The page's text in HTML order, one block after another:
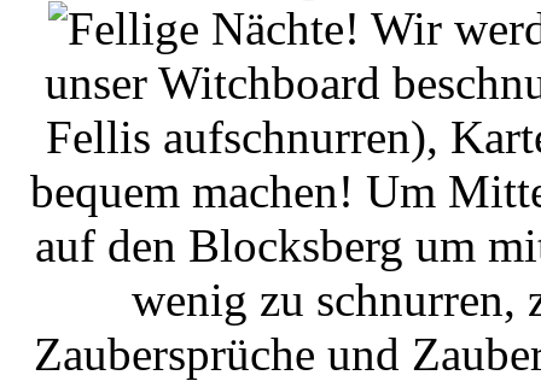
Wir
unser Witchboard
Fellis aufschnurren),
bequem machen! Um
auf den Blocksberg um
wenig zu schnurren,
Zaubersprüche und